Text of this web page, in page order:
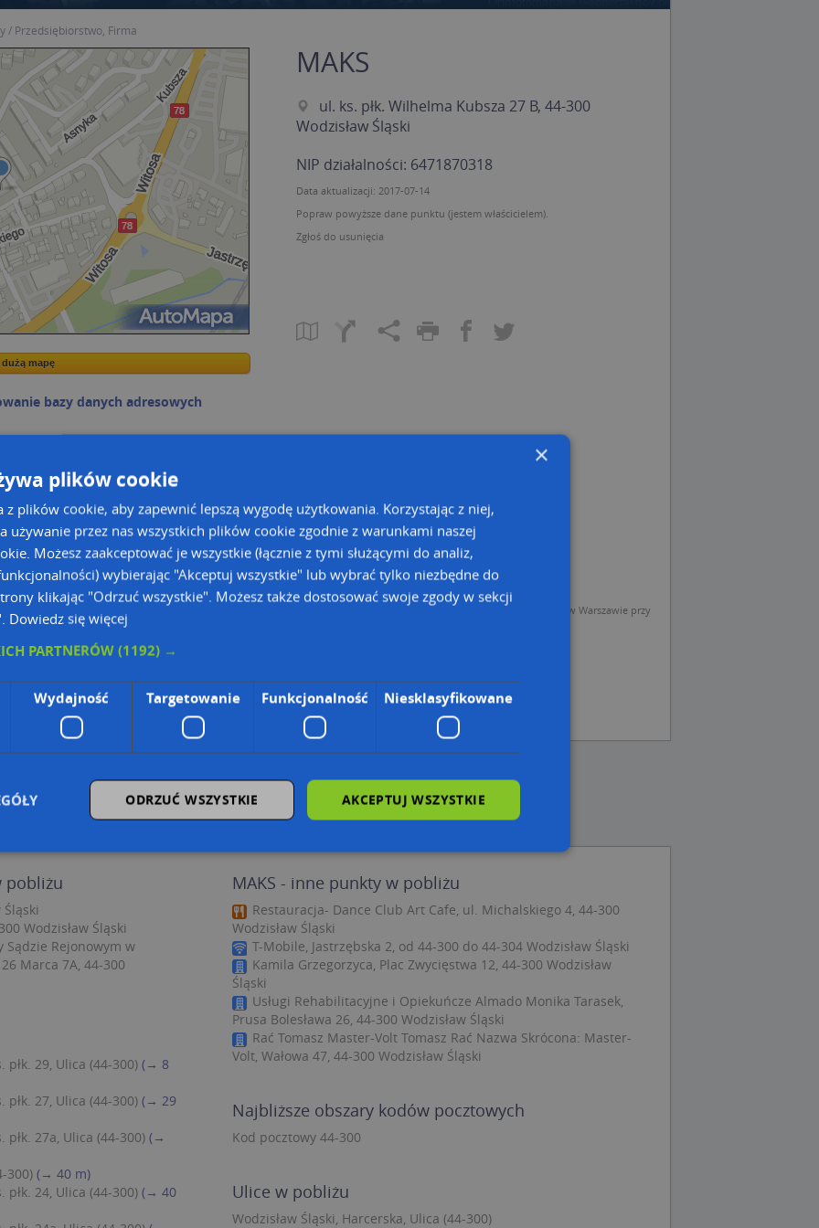
Przedsiębiorstwo, Firma
Kreatorze map Targeo
dużą mapę
mapę
bazy danych adresowych
MAKS
ul. ks. płk. Wilhelma Kubsza 27 B, 44-300
Wodzisław Śląski
NIP działalności: 6471870318
Data aktualizacji: 2017-07-14
Popraw powyższe dane punktu (jestem właścicielem).
Zgłoś do usunięcia
Danych Osobowych Administratorem (RODO), administratorem danych jest AutoMapa sp. z o.o. (Operator) z siedzibą w Warszawie przy
firm i na mapach (art. 6 ust. 1 lit. f RODO)
operatora (art. 6 ust. 1 lit. f RODO)
z firmowych stron www oraz od podmiotów zewnętrznych.
odo_przetwarzanie/
pobliżu
Śląski
Wodzisław Śląski
Sądzie Rejonowym w
Marca 7A, 44-300
płk. 29, Ulica (44-300) (→ 8
płk. 27, Ulica (44-300) (→ 29
płk. 27a, Ulica (44-300) (→
300) (→ 40 m)
płk. 24, Ulica (44-300) (→ 40
MAKS - inne punkty w pobliżu
Restauracja- Dance Club Art Cafe, ul. Michalskiego 4, 44-300
Wodzisław Śląski
T-Mobile, Jastrzębska 2, od 44-300 do 44-304 Wodzisław Śląski
Kamila Grzegorzyca, Plac Zwycięstwa 12, 44-300 Wodzisław
Śląski
Usługi Rehabilitacyjne i Opiekuńcze Almado Monika Tarasek,
Prusa Bolesława 26, 44-300 Wodzisław Śląski
Rać Tomasz Master-Volt Tomasz Rać Nazwa Skrócona: Master-
Volt, Wałowa 47, 44-300 Wodzisław Śląski
Najbliższe obszary kodów pocztowych
Kod pocztowy 44-300
Ulice w pobliżu
Wodzisław Śląski, Harcerska, Ulica (44-300)
×
plików cookie
z plików cookie, aby zapewnić lepszą wygodę użytkowania. Korzystając z niej,
używanie przez nas wszystkich plików cookie zgodnie z warunkami naszej
Możesz zaakceptować je wszystkie (łącznie z tymi służącymi do analiz,
wybierając "Akceptuj wszystkie" lub wybrać tylko niezbędne do
klikając "Odrzuć wszystkie". Możesz także dostosować swoje zgody w sekcji
Dowiedz się więcej
PARTNERÓW(1192) →
Wydajność Targetowanie Funkcjonalność Niesklasyfikowane
AKCEPTUJ WSZYSTKIE
ODRZUĆ WSZYSTKIE
Wydajność Funkcjonalność Niesklasyfikowane
umożliwiają korzystanie z podstawowych funkcji strony internetowej, takich jak logowanie użytkownika i
niezbędnych plików cookie nie można prawidłowo korzystać ze strony internetowej.
Provider/
Opis
Ten plik cookie jest używany przez usługę Cookie-Script.com
do zapamiętywania preferencji dotyczących zgody
użytkownika na pliki cookie. Jest to konieczne, aby baner
.targeo.pl
1 rok
Provider/
Okres
przechowywania